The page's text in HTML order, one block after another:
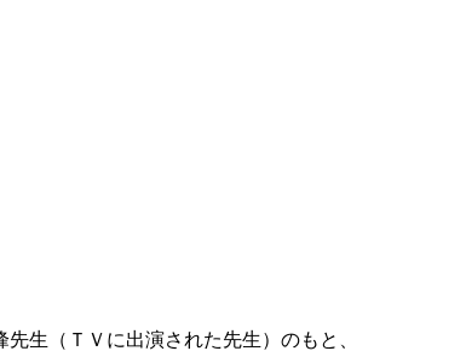
生（ＴＶに出演された先生）のもと、